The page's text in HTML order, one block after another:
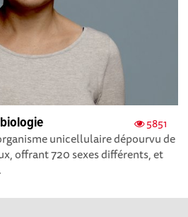
5851
unicellulaire dépourvu de
offrant 720 sexes différents, et